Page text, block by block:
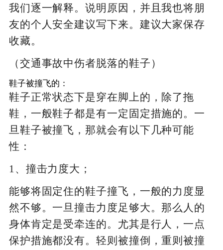
我们逐一解释。说明原因，并且我也将朋
友的个人安全建议写下来。建议大家保存
收藏。
（交通事故中伤者脱落的鞋子）
鞋子被撞飞的：
鞋子正常状态下是穿在脚上的，除了拖
鞋，一般鞋子都是有一定固定措施的。一
旦鞋子被撞飞，那就会有以下几种可能
性：
1、撞击力度大；
能够将固定住的鞋子撞飞，一般的力度显
然不够。一旦撞击力度足够大。那么人的
身体肯定是受牵连的。尤其是行人，一点
保护措施都没有。轻则被撞倒，重则被撞